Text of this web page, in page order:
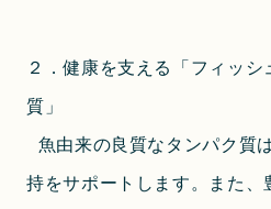
２．健康を支える「フィッ
質」
魚由来の良質なタンパク質
持をサポートします。また、